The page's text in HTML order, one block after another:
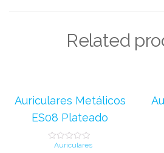
Related
Auriculares Metálicos
ES08 Plateado
Auriculares